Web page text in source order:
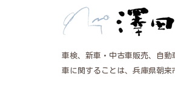
車検、新車・中古車販売、自
車に関することは、兵庫県朝